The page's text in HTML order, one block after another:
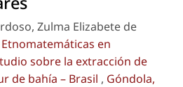
Zulma Elizabete de
Etnomatemáticas en
sobre la extracción de
de bahía – Brasil , Góndola,